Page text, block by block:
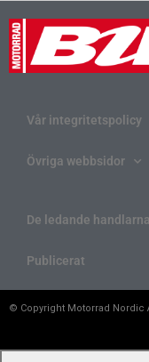
Vår integritetspolicy
Övriga webbsidor
De ledande handlarna
Publicerat
© Copyright Motorrad Nordic